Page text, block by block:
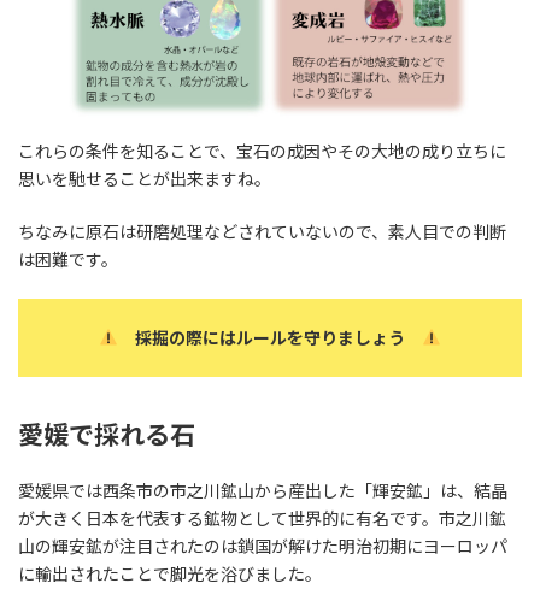
これらの条件を知ることで、宝石の成因やその大地の成り立ちに
思いを馳せることが出来ますね。
ちなみに原石は研磨処理などされていないので、素人目での判断
は困難です。
採掘の際にはルールを守りましょう
愛媛で採れる石
愛媛県では西条市の市之川鉱山から産出した「輝安鉱」は、結晶
が大きく日本を代表する鉱物として世界的に有名です。市之川鉱
山の輝安鉱が注目されたのは鎖国が解けた明治初期にヨーロッパ
に輸出されたことで脚光を浴びました。